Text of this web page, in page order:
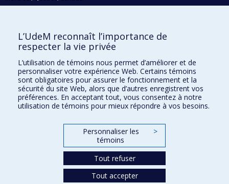
H3C 3J7
Qui fait quoi?
Nous trouver
Plan du site
Accessibilité
L’UdeM reconnaît l’importance de
respecter la vie privée
L’utilisation de témoins nous permet d’améliorer et de
personnaliser votre expérience Web. Certains témoins
sont obligatoires pour assurer le fonctionnement et la
sécurité du site Web, alors que d’autres enregistrent vos
préférences. En acceptant tout, vous consentez à notre
utilisation de témoins pour mieux répondre à vos besoins.
Personnaliser les
témoins
>
Tout refuser
Tout accepter